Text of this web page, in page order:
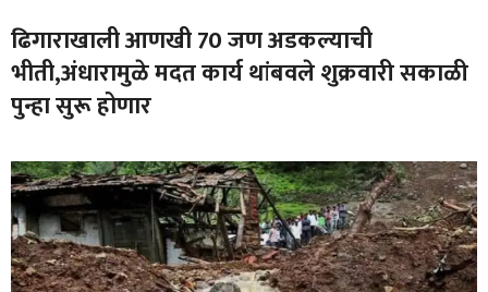
ढिगाराखाली आणखी 70 जण अडकल्याची
भीती,अंधारामुळे मदत कार्य थांबवले शुक्रवारी सकाळी
पुन्हा सुरू होणार